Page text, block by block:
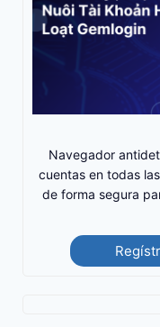
Navegador
cuentas en todas
de forma segura